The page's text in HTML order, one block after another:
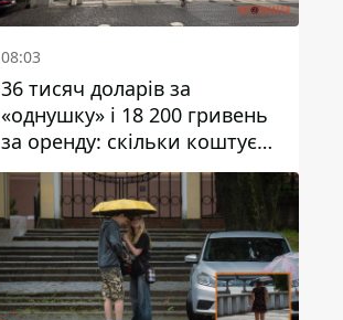
08:03
36 тисяч доларів за
«однушку» і 18 200 гривень
за оренду: скільки коштує
житло у Дніпропетровської
області